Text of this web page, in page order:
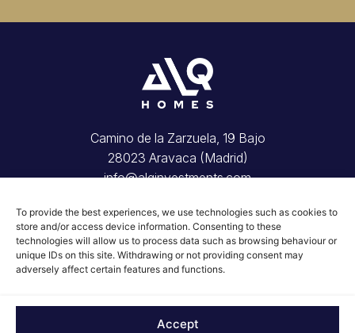
To provide the best experiences, we use technologies such as cookies to
store and/or access device information. Consenting to these
technologies will allow us to process data such as browsing behaviour or
unique IDs on this site. Withdrawing or not providing consent may
adversely affect certain features and functions.
Accept
Camino de la Zarzuela, 19 Bajo
28023 Aravaca (Madrid)
info@alqinvestments.com
Tu vivienda
Invierte con nosotros
Conócenos
Blog